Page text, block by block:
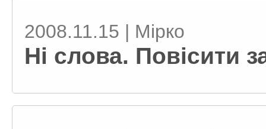
2008.11.15 | Мірко
Ні слова. Повісити